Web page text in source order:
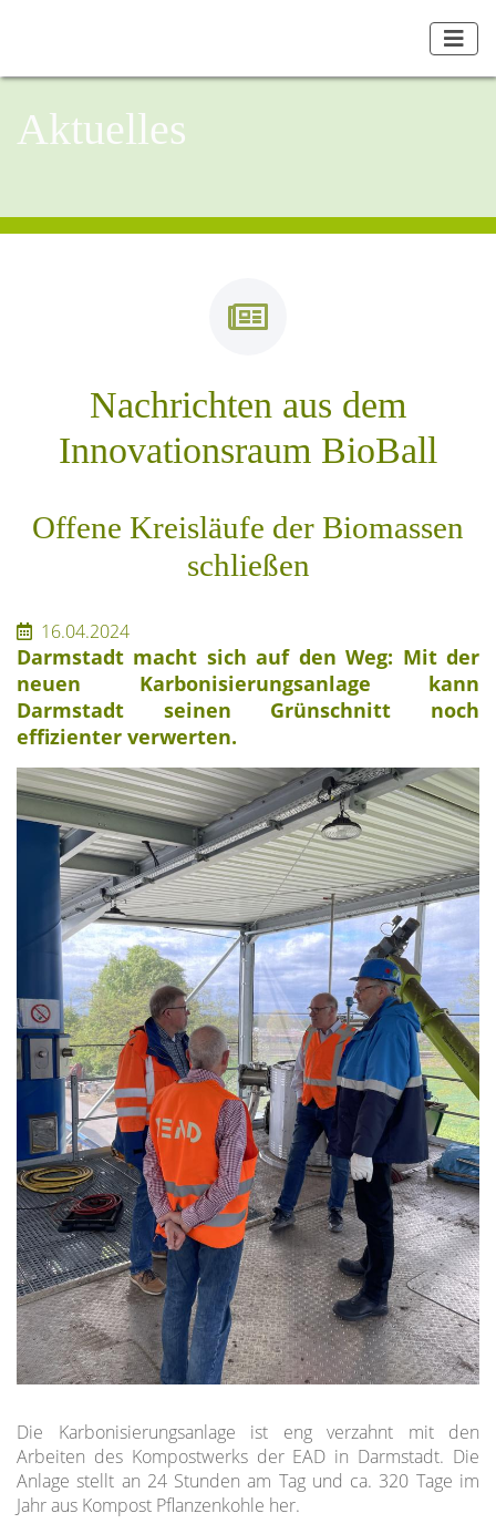
Aktuelles
Nachrichten aus dem
Innovationsraum BioBall
Offene Kreisläufe der Biomassen
schließen
16.04.2024
Darmstadt macht sich auf den Weg: Mit der
neuen Karbonisierungsanlage kann
Darmstadt seinen Grünschnitt noch
effizienter verwerten.
Die Karbonisierungsanlage ist eng verzahnt mit den
Arbeiten des Kompostwerks der EAD in Darmstadt. Die
Anlage stellt an 24 Stunden am Tag und ca. 320 Tage im
Jahr aus Kompost Pflanzenkohle her.